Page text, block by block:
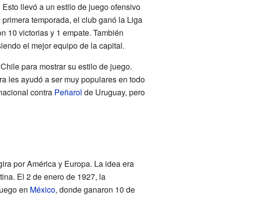
llevó a un estilo de juego ofensivo
temporada, el club ganó la Liga
10 victorias y 1 empate. También
el mejor equipo de la capital.
para mostrar su estilo de juego.
les ayudó a ser muy populares en todo
contra Peñarol de Uruguay, pero
por América y Europa. La idea era
El 2 de enero de 1927, la
en México, donde ganaron 10 de